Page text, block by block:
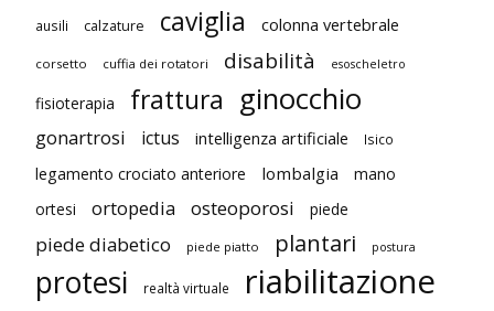
ausili calzature caviglia colonna vertebrale
corsetto cuffia dei rotatori disabilità esoscheletro
fisioterapia frattura ginocchio
gonartrosi ictus intelligenza artificiale Isico
legamento crociato anteriore lombalgia
mano
ortesi
ortopedia osteoporosi piede
piede diabetico piede piatto plantari postura
protesi realtà virtuale riabilitazione